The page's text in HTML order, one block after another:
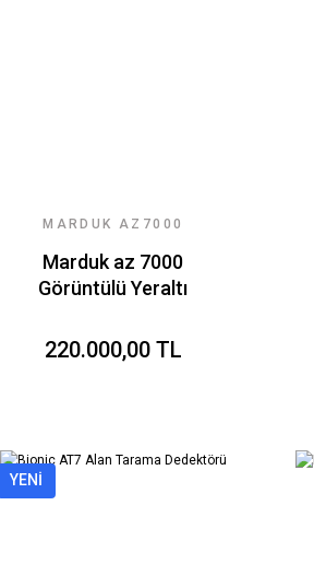
MARDUK AZ7000
Marduk az 7000
Görüntülü Yeraltı
220.000,00 TL
YENİ